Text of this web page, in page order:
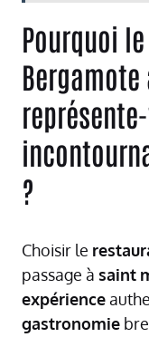
Pourquoi
?
Choisir le
passage à saint
expérience
gastronomie